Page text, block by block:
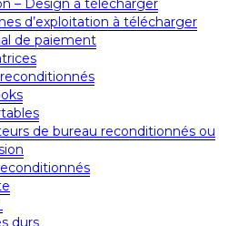
– Design à télécharger
d’exploitation à télécharger
de paiement
de bureau reconditionnés ou
durs